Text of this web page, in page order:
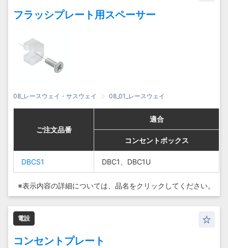
CP4F
CP4F
フラッシプレート用スペーサー
08_レースウェイ・サスウェイ 08_01_レースウェイ
ご注文品番
コンセントボックス
DBCS1 DBC1、DBC1U
ご注文品番
適合
コンセントボックス
DBCS1 DBC1、DBC1U
ご注文品番
コンセントボックス
DBCS1 DBC1、DBC1U
ご注文品番
適合
コンセントボックス
DBCS1 DBC1、DBC1U
※表示内容の詳細については、 品名をクリックしてください。
電設
コンセントプレート